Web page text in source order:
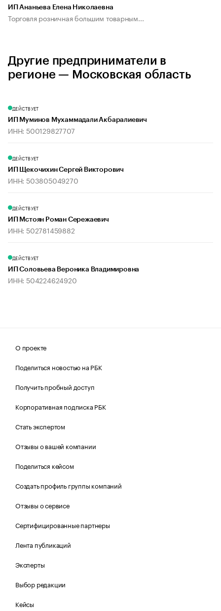
ИП Ананьева Елена Николаевна
Торговля розничная большим товарным...
Другие предприниматели в
регионе — Московская область
ДЕЙСТВУЕТ
ИП Муминов Мухаммадали Акбаралиевич
ИНН: 500129827707
ДЕЙСТВУЕТ
ИП Щекочихин Сергей Викторович
ИНН: 503805049270
ДЕЙСТВУЕТ
ИП Мстоян Роман Сережаевич
ИНН: 502781459882
ДЕЙСТВУЕТ
ИП Соловьева Вероника Владимировна
ИНН: 504224624920
О проекте
Поделиться новостью на РБК
Получить пробный доступ
Корпоративная подписка РБК
Стать экспертом
Отзывы о вашей компании
Поделиться кейсом
Создать профиль группы компаний
Отзывы о сервисе
Сертифицированные партнеры
Лента публикаций
Эксперты
Выбор редакции
Кейсы